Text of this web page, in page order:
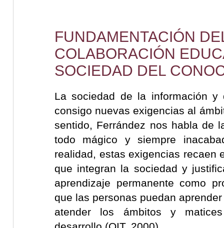
FUNDAMENTACIÓN
COLABORACIÓN
SOCIEDAD DEL
La sociedad de la información y
consigo nuevas exigencias al
sentido, Ferrández nos habla de
todo mágico y siempre
realidad, estas exigencias recaen
que integran la sociedad y
aprendizaje permanente como
que las personas puedan
atender los ámbitos y